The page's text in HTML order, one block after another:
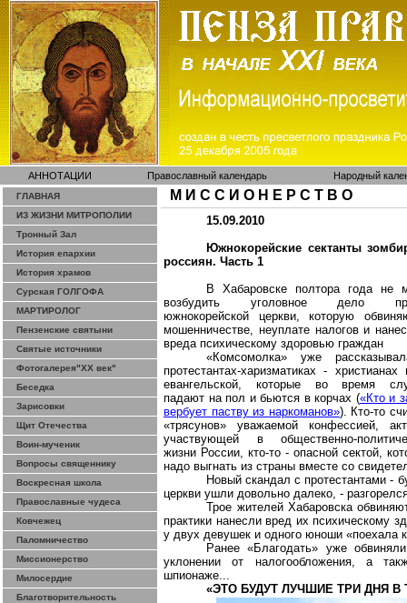
АННОТАЦИИ Православный календарь Народный
ГЛАВНАЯ
ИЗ ЖИЗНИ МИТРОПОЛИИ
Тронный Зал
История епархии
История храмов
Сурская ГОЛГОФА
МАРТИРОЛОГ
Пензенские святыни
Святые источники
Фотогалерея"ХХ век"
Беседка
Зарисовки
Щит Отечества
Воин-мученик
Вопросы священнику
Воскресная школа
Православные чудеса
Ковчежец
Паломничество
Миссионерство
Милосердие
Благотворительность
М И С С И О Н Е Р С Т В О
15.09.2010
Южнокорейские сектанты
россиян. Часть 1
В Хабаровске полтора года не
возбудить уголовное дело
южнокорейской церкви, которую
мошенничестве, неуплате налогов и
вреда психическому здоровью граждан
«Комсомолка» уже
протестантах-харизматиках - христианах
евангельской, которые во время
падают на пол и бьются в корчах («Кто и
вербует паству из наркоманов»). Кто-то
«трясунов» уважаемой конфессией,
участвующей в общественно-
жизни России, кто-то - опасной сектой,
надо выгнать из страны вместе со
Новый скандал с протестантами -
церкви ушли довольно далеко, -
Трое жителей Хабаровска
практики нанесли вред их психическому
у двух девушек и одного юноши «поехала
Ранее «Благодать» уже
уклонении от налогообложения, а
шпионаже...
«ЭТО БУДУТ ЛУЧШИЕ ТРИ ДНЯ В